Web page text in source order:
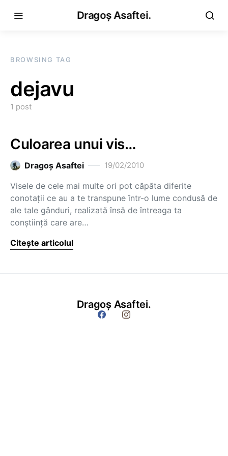
Dragoș Asaftei.
BROWSING TAG
dejavu
1 post
Culoarea unui vis…
Dragoş Asaftei 19/02/2010
Visele de cele mai multe ori pot căpăta diferite
conotaţii ce au a te transpune într-o lume condusă de
ale tale gânduri, realizată însă de întreaga ta
conştiinţă care are…
Citește articolul
Dragoș Asaftei.